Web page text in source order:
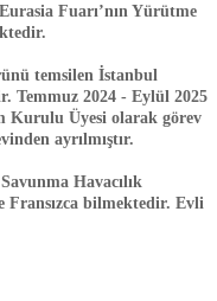
Fuarı’nın Yürütme
temsilen İstanbul
Temmuz 2024 - Eylül 2025
Kurulu Üyesi olarak görev
ayrılmıştır.
Havacılık
Fransızca bilmektedir. Evli